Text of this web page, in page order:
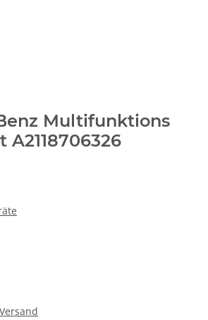
Multifunktions
A2118706326
Versand